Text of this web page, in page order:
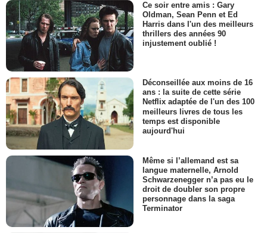
Ce soir entre amis : Gary
Oldman, Sean Penn et Ed
Harris dans l'un des meilleurs
thrillers des années 90
injustement oublié !
Déconseillée aux moins de 16
ans : la suite de cette série
Netflix adaptée de l'un des 100
meilleurs livres de tous les
temps est disponible
aujourd'hui
Même si l’allemand est sa
langue maternelle, Arnold
Schwarzenegger n’a pas eu le
droit de doubler son propre
personnage dans la saga
Terminator